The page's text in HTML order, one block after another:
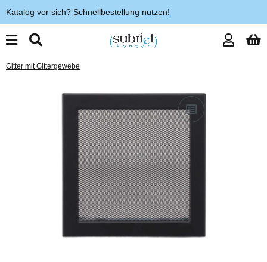
Katalog vor sich? Schnellbestellung nutzen!
Gitter mit Gittergewebe